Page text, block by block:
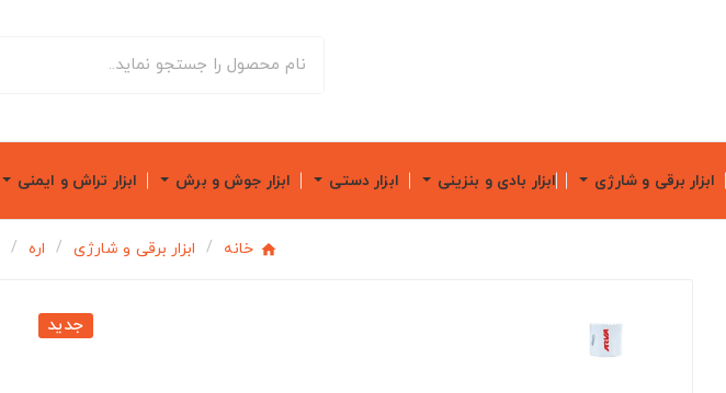
ابزار برقی و شارژی ابزار بادی و بنزینی ابزار دستی ابزار جوش و برش ابزار تراش و ایمنی
خانه ابزار برقی و شارژی اره
جدید